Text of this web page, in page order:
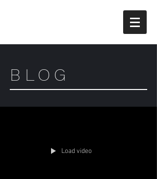
BLOG
Load video